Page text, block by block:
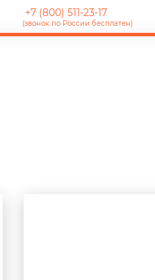
+7 (800) 511-23-17
(звонок по России бесплатен)